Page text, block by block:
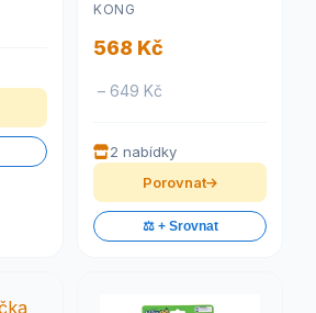
KONG
568 Kč
– 649 Kč
2 nabídky
Porovnat
⚖️ + Srovnat